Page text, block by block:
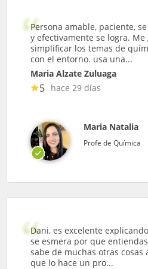
Persona amable, paciente,
y efectivamente se logra.
simplificar los temas de
con el entorno. usa una...
Maria Alzate Zuluaga
5 hace 29 días
Maria Natalia
Profe de Química
Dani, es excelente
se esmera por que
sabe de muchas otras
que lo hace un pro...